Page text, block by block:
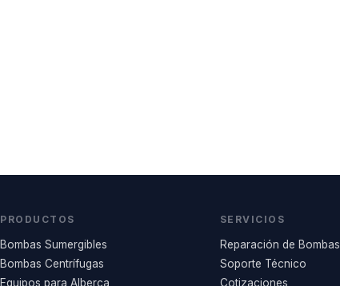
PRODUCTOS
Bombas Sumergibles
Bombas Centrífugas
Equipos para Alberca
SERVICIOS
Reparación de Bombas
Soporte Técnico
Cotizaciones